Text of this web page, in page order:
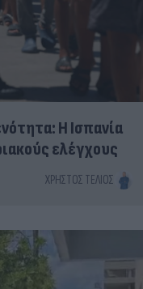
Η Ισπανία
ελέγχους
ΧΡΉΣΤΟΣ ΤΈΛΙΟΣ